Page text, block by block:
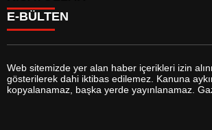
GÜNDEM
DÜNYA
SİYASET
MAGAZİN
SAĞLIK
EĞİTİM
YAŞAM
BURÇLAR
FİKSTÜR
FİRMA EKLE
FİRMA REHBERİ
E-BÜLTEN
gazeteekonomi.com e-bültenine abone olarak,
Web sitemizde yer alan haber içerikleri izin
gösterilerek dahi iktibas edilemez. Kanuna
kopyalanamaz, başka yerde yayınlanamaz.